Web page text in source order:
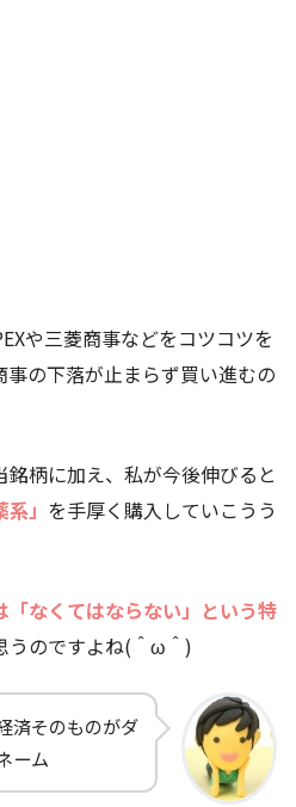
や三菱商事などをコツコツを
の下落が止まらず買い進むの
柄に加え、私が今後伸びると
」 を手厚く購入していこうう
なくてはならない」という特
うのですよね(＾ω＾)
済そのものがダ
ーム